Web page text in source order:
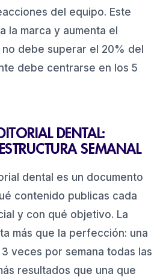
del equipo. Este
la marca y aumenta el
debe superar el 20% del
debe centrarse en los 5
DENTAL:
SEMANAL
dental es un documento
contenido publicas cada
y con qué objetivo. La
más que la perfección: una
veces por semana todas las
resultados que una que